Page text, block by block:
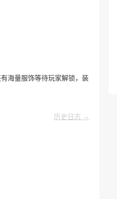
海量服饰等待玩家解锁，装
历史日志 →